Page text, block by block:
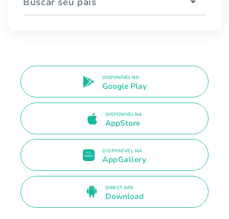
DISPONÍVEL NO
Google Play
DISPONÍVEL NA
AppStore
DISPONÍVEL NA
AppGallery
DIRECT APK
Download